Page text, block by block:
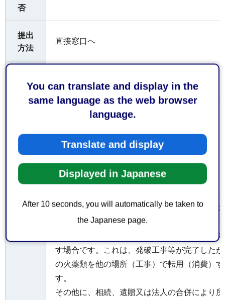
You can translate and display in the
same language as the web browser
language.
Translate and display
Displayed in Japanese
After 10 seconds, you will automatically be taken to
the Japanese page.
否
提出
方法
直接窓口へ
窓口
〒422-8074静岡市駿河区南八幡町10番30号
ただ
くも
の
なし
費用 静岡市手数料条例を参照又は問合せ先に事前
譲り渡しの一般的な例は、残火薬類をその所
す場合です。これは、発破工事等が完了した
の火薬類を他の場所（工事）で転用（消費）
す。
その他に、相続、遺贈又は法人の合併により